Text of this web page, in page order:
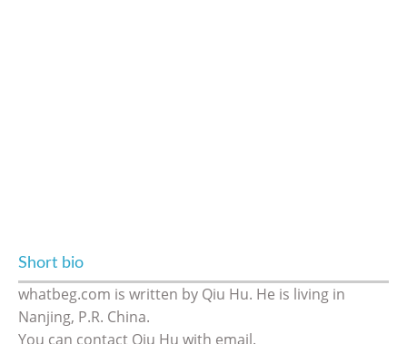
Short bio
whatbeg.com is written by Qiu Hu. He is living in
Nanjing, P.R. China.
You can contact Qiu Hu with email.